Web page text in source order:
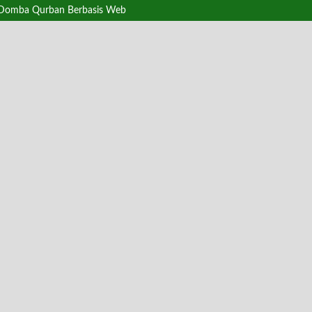
Qurban Berbasis Web